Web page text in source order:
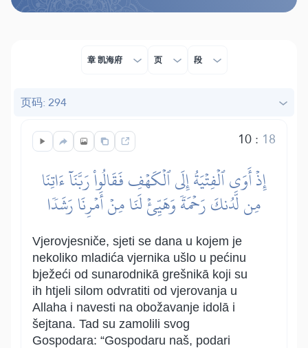
章 凯海府 页 段
页码: 294
10: 18
إِذۡ أَوَى ٱلۡفِتۡيَةُ إِلَى ٱلۡكَهۡفِ فَقَالُواْ رَبَّنَآ ءَاتِنَا
مِن لَّدُنكَ رَحۡمَةٗ وَهَيِّئۡ لَنَا مِنۡ أَمۡرِنَا رَشَدٗا
Vjerovjesniče, sjeti se dana u kojem je
nekoliko mladića vjernika ušlo u pećinu
bježeći od sunarodnikā grešnikā koji su
ih htjeli silom odvratiti od vjerovanja u
Allaha i navesti na obožavanje idolā i
šejtana. Tad su zamolili svog
Gospodara: “Gospodaru naš, podari